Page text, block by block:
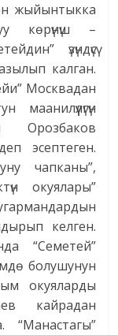
жыйынтыкка
көрүнүш –
үзүндүсү
калган.
Москвадан
Орозбаков
эсептеген.
чапканы”,
окуялары”
келген.
“Семетей”
болушунун
окуяларды
кайрадан
“Манастагы”